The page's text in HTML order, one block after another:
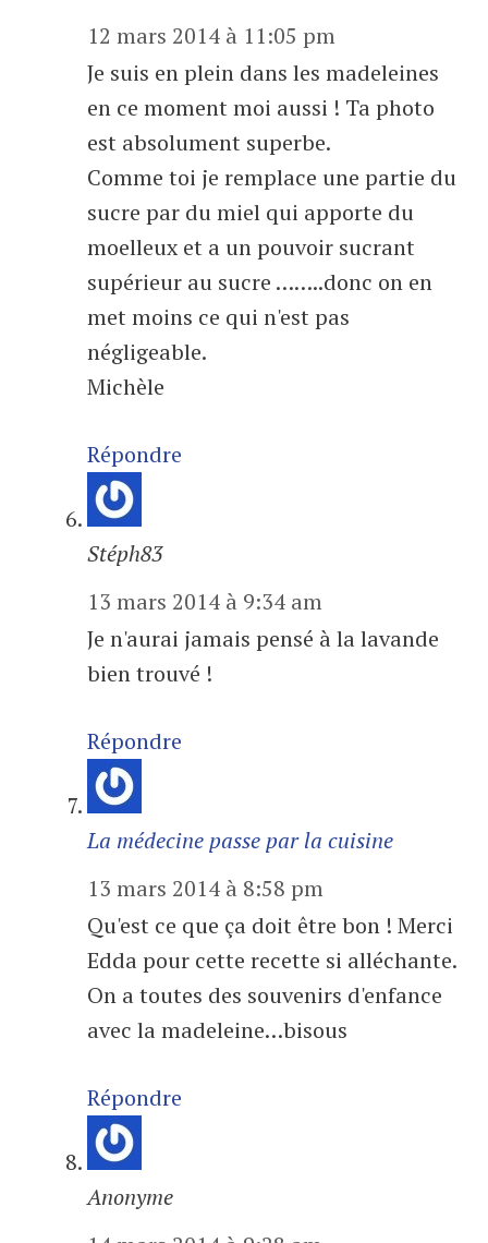
12 mars 2014 à 11:05 pm
Je suis en plein dans les madeleines
en ce moment moi aussi ! Ta photo
est absolument superbe.
Comme toi je remplace une partie du
sucre par du miel qui apporte du
moelleux et a un pouvoir sucrant
supérieur au sucre ……..donc on en
met moins ce qui n'est pas
négligeable.
Michèle
Répondre
Stéph83
13 mars 2014 à 9:34 am
Je n'aurai jamais pensé à la lavande
bien trouvé !
Répondre
La médecine passe par la cuisine
13 mars 2014 à 8:58 pm
Qu'est ce que ça doit être bon ! Merci
Edda pour cette recette si alléchante.
On a toutes des souvenirs d'enfance
avec la madeleine…bisous
Répondre
Anonyme